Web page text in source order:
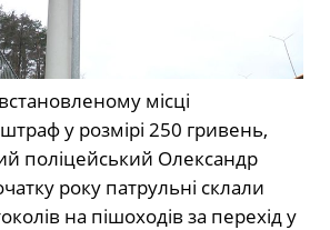
місці
у розмірі 250 гривень,
поліцейський Олександр
року патрульні склали
на пішоходів за перехід у